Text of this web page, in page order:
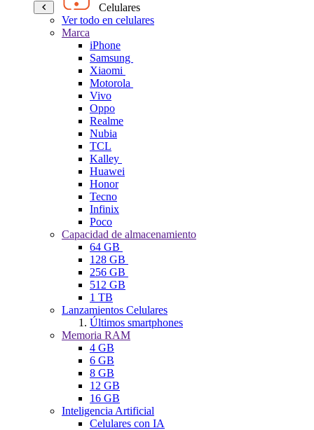
Celulares
Ver todo en celulares
Marca
iPhone
Samsung
Xiaomi
Motorola
Vivo
Oppo
Realme
Nubia
TCL
Kalley
Huawei
Honor
Tecno
Infinix
Poco
Capacidad de almacenamiento
64 GB
128 GB
256 GB
512 GB
1 TB
Lanzamientos Celulares
Últimos smartphones
Memoria RAM
4 GB
6 GB
8 GB
12 GB
16 GB
Inteligencia Artificial
Celulares con IA